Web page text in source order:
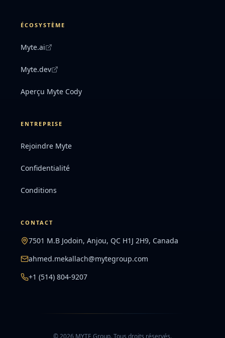
ÉCOSYSTÈME
Myte.ai
Myte.dev
Aperçu Myte Cody
ENTREPRISE
Rejoindre Myte
Confidentialité
Conditions
CONTACT
7501 M.B Jodoin, Anjou, QC H1J 2H9, Canada
ahmed.mekallach@mytegroup.com
+1 (514) 804-9207